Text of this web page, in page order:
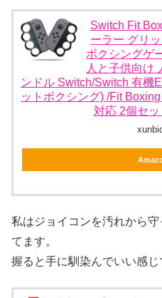
Switch Fit
ーラー グリ
ボクシングゲ
人と子供向け
ンドル Switch/Switch 有機
ットボクシング) /Fit
対応 2個セ
私はジョイコンを汚れから
てます。
握ると手に馴染んでいい感じ